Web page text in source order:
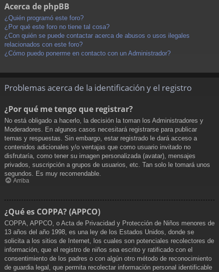
Acerca de phpBB
¿Quién programó este foro?
¿Por qué este foro no tiene tal cosa?
¿Con quién se puede contactar acerca de abusos o usos ilegales
relacionados con este foro?
¿Cómo puedo ponerme en contacto con un Administrador?
Problemas acerca de la identificación y el registro
¿Por qué me tengo que registrar?
No está obligado a hacerlo, la decisión la toman los Administradores y
Moderadores. En algunos casos necesitará registrarse para publicar
temas y respuestas. Sin embargo, estar registrado le dará acceso a
contenidos adicionales y/o ventajas que como usuario invitado no
disfrutaría, como tener su imagen personalizada (avatar), mensajes
privados, suscripción a grupos de usuarios, etc. Tan solo le tomará unos
segundos. Es muy recomendable.
Arriba
¿Qué es COPPA? (APPCO)
COPPA, APPCO, o Acta de Privacidad y Protección de Niños menores de
13 años del año 1998, es una ley de los Estados Unidos, donde se
solicita a los sitios de Internet, los cuales son potenciales recolectores de
información, que el registro de niños sea escrito y ratificado con el
consentimiento de los padres o con algún otro método de reconocimiento
de guardia legal, que permita recolectar información personal identificable